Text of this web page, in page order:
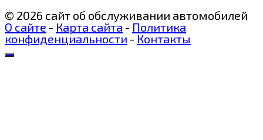
© 2026 сайт об обслуживании автомобилей
О сайте - Карта сайта - Политика
конфиденциальности - Контакты